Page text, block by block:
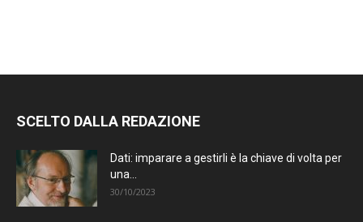
SCELTO DALLA REDAZIONE
Dati: imparare a gestirli è la chiave di volta per
una...
30/10/2023